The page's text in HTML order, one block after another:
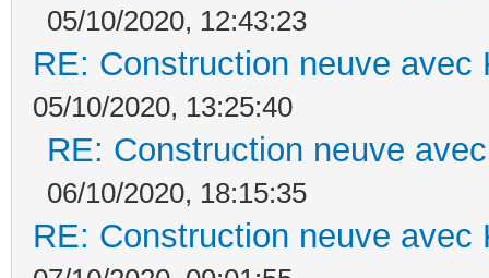
05/10/2020, 12:43:23
RE: Construction neuve avec
05/10/2020, 13:25:40
RE: Construction neuve
06/10/2020, 18:15:35
RE: Construction neuve avec